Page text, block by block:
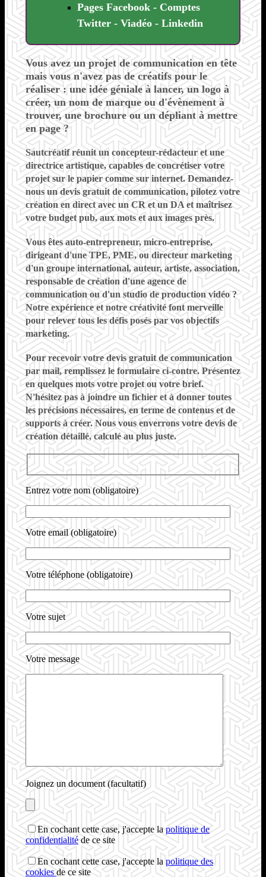
Pages Facebook - Comptes
Twitter - Viadéo - Linkedin
Vous avez un projet de communication en tête
mais vous n'avez pas de créatifs pour le
réaliser :une idée géniale à lancer, un logo à
créer, un nom de marque ou d'évènement à
trouver, une brochure ou un dépliant à mettre
en page ?
Sautcréatif réunit un concepteur-rédacteur et une
directrice artistique, capables de concrétiser votre
projet sur le papier comme sur internet. Demandez-
nous un devis gratuit de communication, pilotez votre
création en direct avec un CR et un DA et maîtrisez
votre budget pub, aux mots et aux images près.
Vous êtesauto-entrepreneur, micro-entreprise,
dirigeant d'une TPE, PME, ou directeur marketing
d'un groupe international, auteur, artiste, association,
responsable de création d'une agence de
communication ou d'un studio de production vidéo?
Notre expérience et notre créativité font merveille
pour relever tous les défis posés par vos objectifs
marketing.
Pour recevoir votredevis gratuit de communication
par mail, remplissez le formulaire ci-contre. Présentez
en quelques mots votre projet ou votre brief.
N'hésitez pas à joindre un fichier et à donner toutes
les précisions nécessaires, en terme de contenus et de
supports à créer. Nous vous enverrons votre devis de
création détaillé, calculé au plus juste.
Entrez votre nom (obligatoire)
Votre email (obligatoire)
Votre téléphone (obligatoire)
Votre sujet
Votre message
Joignez un document (facultatif)
En cochant cette case, j'accepte lapolitique de
confidentialitéde ce site
En cochant cette case, j'accepte la politique des
cookiesde ce site